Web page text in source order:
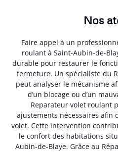
Nos
Faire appel à un
roulant à Saint-Aubin-de-
durable pour restaurer le
fermeture. Un spécialiste du
peut analyser le mécanisme
d’un blocage ou d’un
Reparateur volet roulant
ajustements nécessaires afin
volet. Cette intervention
le confort des habitations
Aubin-de-Blaye. Grâce au